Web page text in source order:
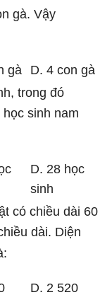
gà. Vậy
gà
D. 4 con gà
trong đó
sinh nam
D. 28 học
sinh
có chiều dài 60
dài. Diện
D. 2 520